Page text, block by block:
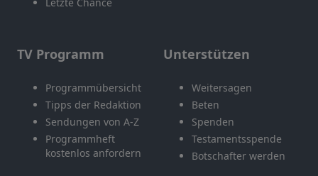
TV Programm
Programmübersicht
Tipps der Redaktion
Sendungen von A-Z
Programmheft
kostenlos anfordern
Unterstützen
Weitersagen
Beten
Spenden
Testamentsspende
Botschafter werden